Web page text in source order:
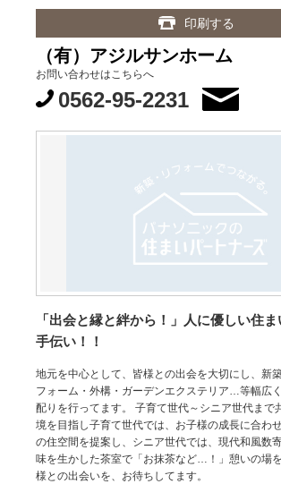
（有）アジルサンホーム
お問い合わせはこちらへ
0562-95-2231
「出会と縁と絆から！」人に優しい住
手伝い！！
地元を中心として、皆様との出会を大切にし、新
フォーム・外構・ガーデンエクステリア…等幅広
配りを行ってます。 子育て世代～シニア世代まで
境を目指し子育て世代では、お子様の成長に合わ
の住空間を提案し、シニア世代では、現代和風数
味を生かした茶室で「お抹茶など…！」憩いの場
様との出会いを、お待ちしてます。
印刷する